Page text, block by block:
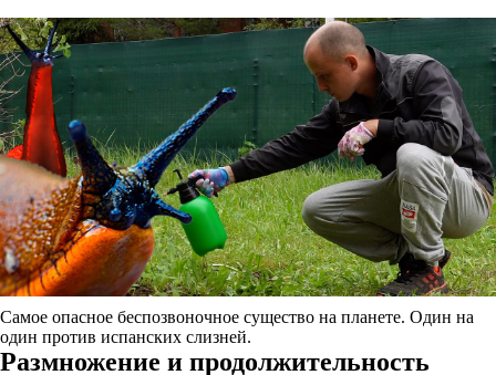
Самое опасное беспозвоночное существо на планете. Один на
один против испанских слизней.
Размножение и продолжительность